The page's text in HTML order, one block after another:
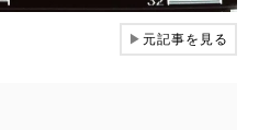
▶元記事を見る